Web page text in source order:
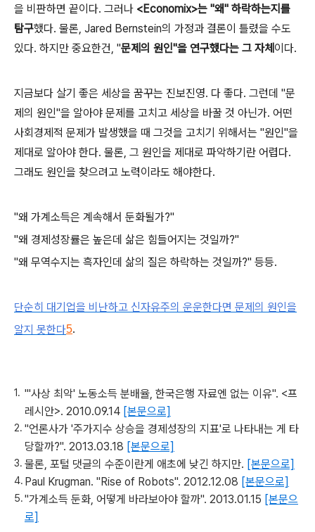
을 비판하면 끝이다. 그러나 <Economix>는 "왜" 하락하는지를
탐구했다. 물론, Jared Bernstein의 가정과 결론이 틀렸을 수도
있다. 하지만 중요한건, "문제의 원인"을 연구했다는 그 자체 이다.
지금보다 살기 좋은 세상을 꿈꾸는 진보진영. 다 좋다. 그런데 "문
제의 원인"을 알아야 문제를 고치고 세상을 바꿀 것 아닌가. 어떤
사회경제적 문제가 발생했을 때 그것을 고치기 위해서는 "원인"을
제대로 알아야 한다. 물론, 그 원인을 제대로 파악하기란 어렵다.
그래도 원인을 찾으려고 노력이라도 해야한다.
"왜 가계소득은 계속해서 둔화될가?"
"왜 경제성장률은 높은데 삶은 힘들어지는 것일까?"
"왜 무역수지는 흑자인데 삶의 질은 하락하는 것일까?" 등등.
단순히 대기업을 비난하고 신자유주의 운운한다면 문제의 원인을
알지 못한다5.
"'사상 최악' 노동소득 분배율, 한국은행 자료엔 없는 이유". <프
레시안>. 2010.09.14 [본문으로]
"언론사가 '주가지수 상승을 경제성장의 지표'로 나타내는 게 타
당할까?". 2013.03.18 [본문으로]
물론, 포털 댓글의 수준이란게 애초에 낮긴 하지만. [본문으로]
Paul Krugman. "Rise of Robots". 2012.12.08 [본문으로]
"가계소득 둔화, 어떻게 바라보아야 할까". 2013.01.15 [본문으
로]